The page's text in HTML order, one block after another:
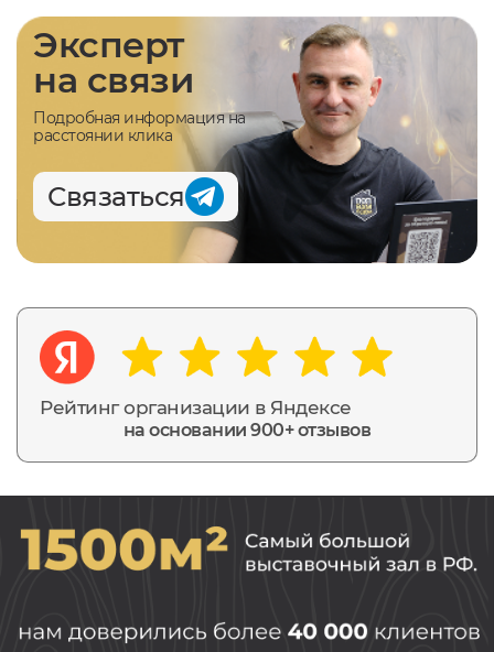
Рейтинг организации в Яндексе
на основании 900+ отзывов
Эксперт
на связи
Подробная информация на
расстоянии клика
Связаться